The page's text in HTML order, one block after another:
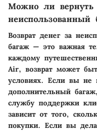
Можно ли вернуть
неиспользованный
Возврат денег за
багаж — это важная
каждому
Air, возврат может
условиях. Если вы не
дополнительный
службу поддержки
зависит от того,
покупки. Если вы